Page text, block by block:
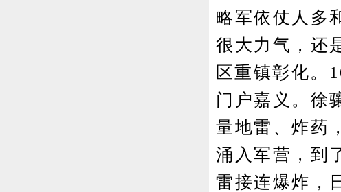
略军依仗人多
很大力气，还
区重镇彰化。
门户嘉义。徐
量地雷、炸药
涌入军营，到
雷接连爆炸，